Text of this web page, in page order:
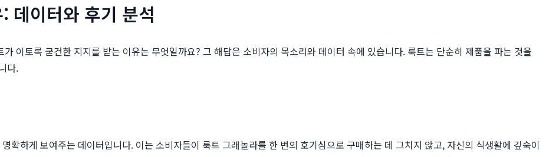
데이터와 후기 분석
이토록 굳건한 지지를 받는 이유는 무엇일까요? 그 해답은 소비자의 목소리와 데이터 속에 있습니다. 룩트는 단순히 제품을 파는 것을
다.
확하게 보여주는 데이터입니다. 이는 소비자들이 룩트 그래놀라를 한 번의 호기심으로 구매하는 데 그치지 않고, 자신의 식생활에 깊숙이